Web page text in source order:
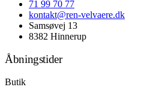
71 99 70 77
kontakt@ren-velvaere.dk
Samsøvej 13
8382 Hinnerup
Åbningstider
Butik